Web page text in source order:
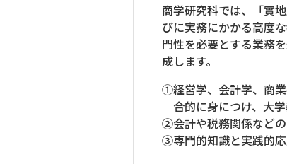
商学研究科では、「實
びに実務にかかる高度
門性を必要とする業務
成します。
①経営学、会計学、商
合的に身につけ、大
②会計や税務関係など
③専門的知識と実践的